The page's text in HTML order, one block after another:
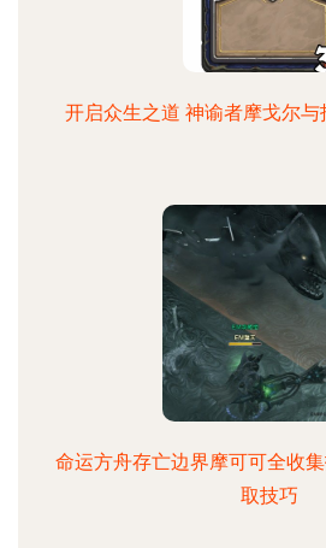
开启众生之道 神谕者摩戈尔
命运方舟存亡边界摩可可全收
取技巧